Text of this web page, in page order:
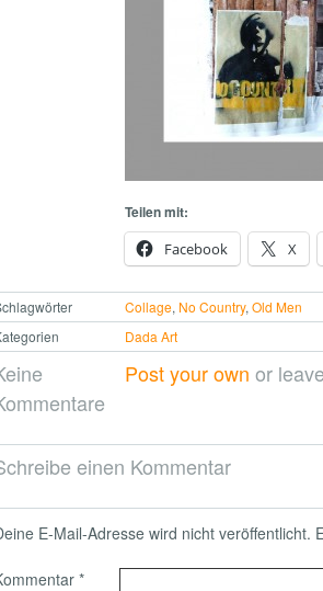
Teilen mit:
Facebook
X
Collage, No Country,Old Men
Dada Art
Post your own or
einen Kommentar
E-Mail-Adresse wird nicht veröffentlicht.
*